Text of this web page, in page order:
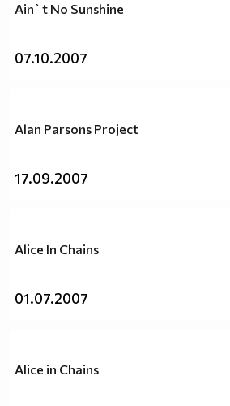
Ain`t No Sunshine
07.10.2007
Alan Parsons Project
17.09.2007
Alice In Chains
01.07.2007
Alice in Chains